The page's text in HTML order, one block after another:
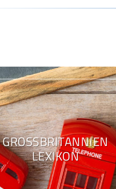
GROSSBRITANNIEN L
EXIKON